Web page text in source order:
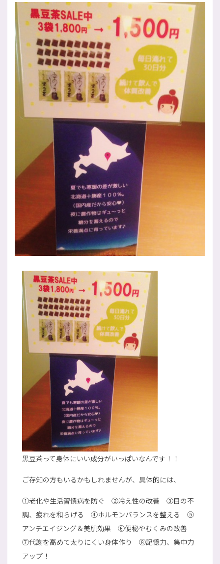
黒豆茶って身体にいい成分がいっぱいなんです！！
ご存知の方もいるかもしれませんが、具体的には、
①老化や生活習慣病を防ぐ ②冷え性の改善 ③目の不
調、疲れを和らげる ④ホルモンバランスを整える ⑤
アンチエイジング＆美肌効果 ⑥便秘やむくみの改善
⑦代謝を高めて太りにくい身体作り ⑧記憶力、集中力
アップ！